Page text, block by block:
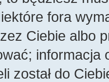
fora
Ciebie albo
został do